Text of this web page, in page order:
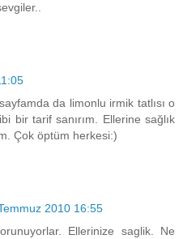
da limonlu irmik tatlısı o
bir tarif sanırım. Ellerine sağlık
Çok öptüm herkesi:)
2010 16:55
Ellerinize saglik. Ne